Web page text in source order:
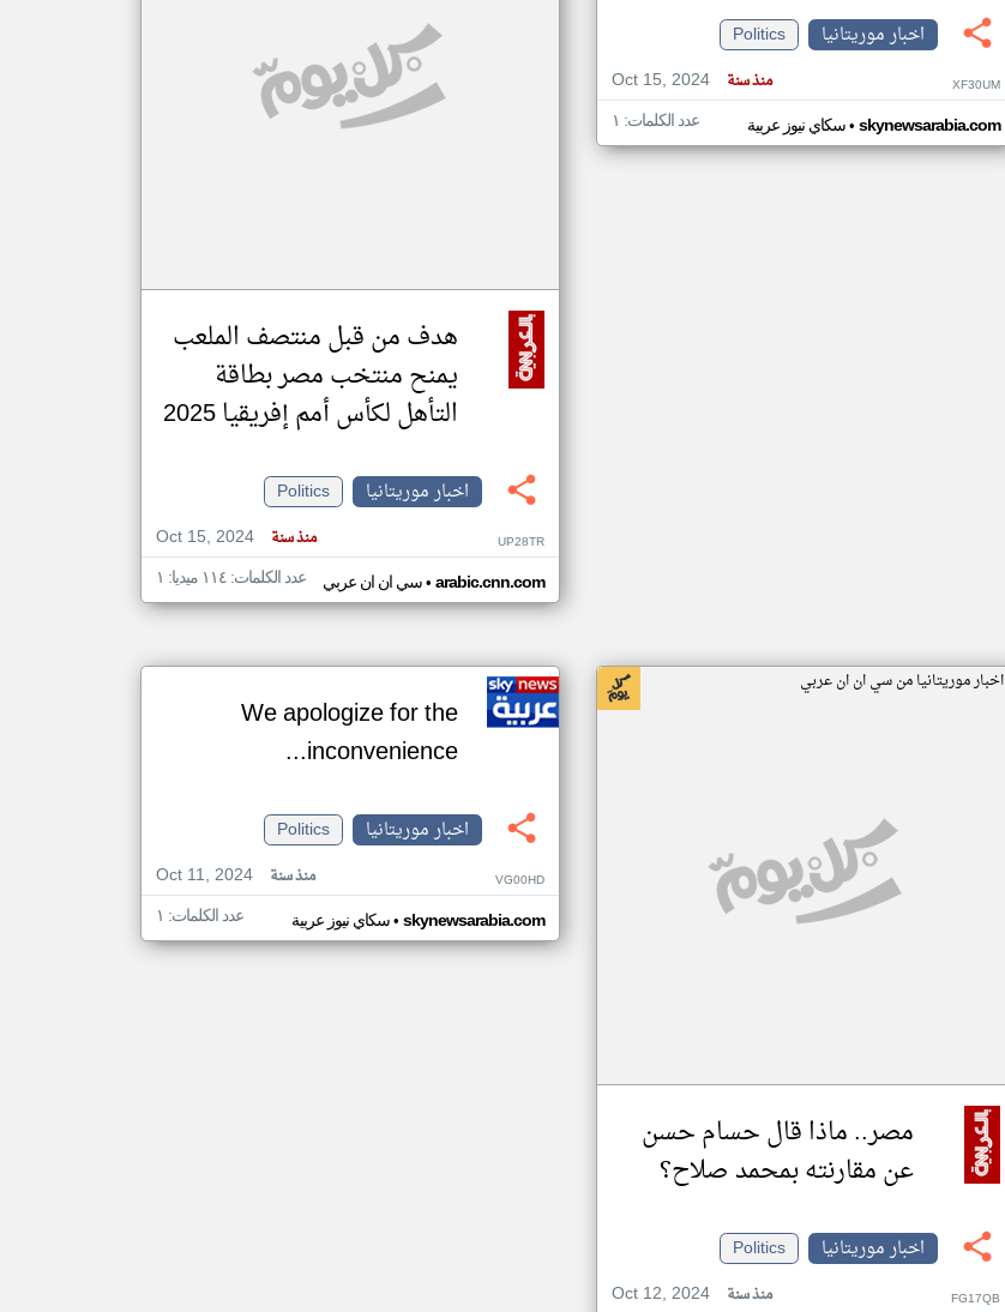
مصادر الأخبار من موريتانيا
اخبار موريتانيا
Politics
Oct 15, 2024
منذ سنة XF30UM
سكاي نيوز عربية• skynewsarabia.com عدد الكلمات: ١
هدف من قبل منتصف الملعب
يمنح منتخب مصر بطاقة
التأهل لكأس أمم إفريقيا 2025
اخبار موريتانيا
Politics
Oct 15, 2024
منذ سنة UP28TR
سي ان ان عربي• arabic.cnn.com عدد الكلمات: ١١٤ ميديا: ١
اخبار موريتانيا من سي ان ان عربي
مصر.. ماذا قال حسام حسن
عن مقارنته بمحمد صلاح؟
اخبار موريتانيا
Politics
Oct 12, 2024
منذ سنة FG17QB
We apologize for the
inconvenience...
اخبار موريتانيا
Politics
Oct 11, 2024
منذ سنة VG00HD
سكاي نيوز عربية• skynewsarabia.com عدد الكلمات: ١